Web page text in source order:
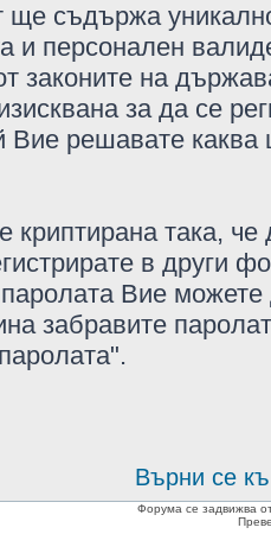
ще съдържа
и персонален
законите на
за да се
Вие решавате
криптирана така,
в други
Вие можете
забравите
Върни се
Форума се задвижва